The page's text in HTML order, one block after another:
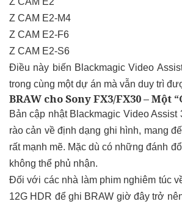
Z CAM E2-M4
Z CAM E2-F6
Z CAM E2-S6
Điều này biến Blackmagic Video
trong cùng một dự án mà vẫn duy trì
BRAW cho Sony FX3/FX30 – Một
Bản cập nhật Blackmagic Video
rào cản về định dạng ghi hình, mang
rất mạnh mẽ. Mặc dù có những đánh
không thể phủ nhận.​
Đối với các nhà làm phim nghiêm túc
12G HDR để ghi BRAW giờ đây trở